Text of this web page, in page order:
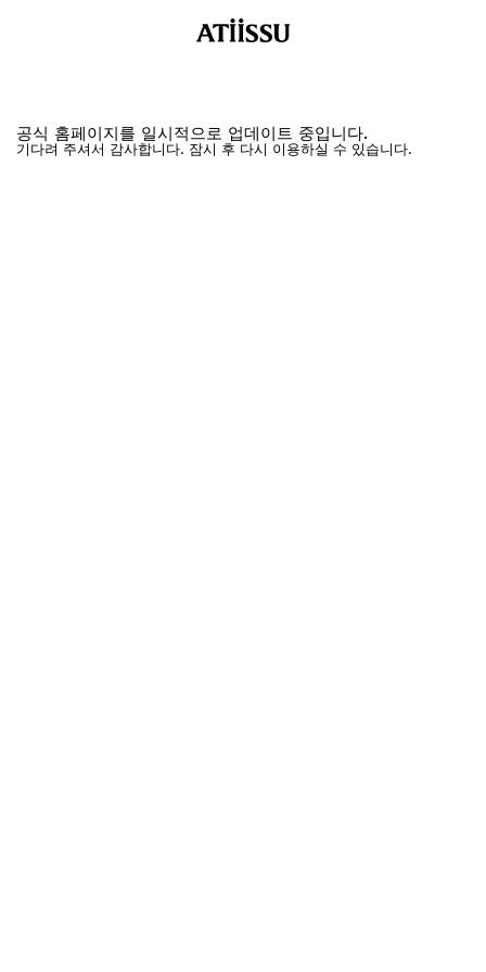
공식 홈페이지를 일시적으로 업데이트 중입니다.
기다려 주셔서 감사합니다. 잠시 후 다시 이용하실 수 있습니다.